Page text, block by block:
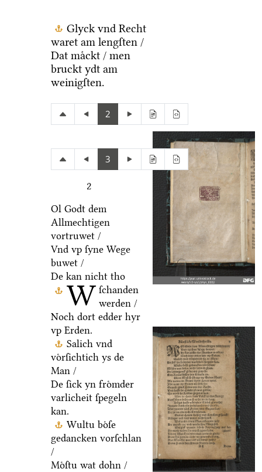
Glyck vnd Recht
waret am lengſten /
Dat maͤckt / men
bruckt ydt am
weinigſten.
2
3
2
W
Ol Godt dem
Allmechtigen
vortruwet /
Vnd vp ſyne Wege
buwet /
De kan nicht tho
ſchanden
werden /
Noch dort edder hyr
vp Erden.
Salich vnd
voͤrſichtich ys de
Man /
De ſick yn froͤmder
varlicheit ſpegeln
kan.
Wultu boͤſe
gedancken vorſchlan
/
Moͤſtu wat dohn /